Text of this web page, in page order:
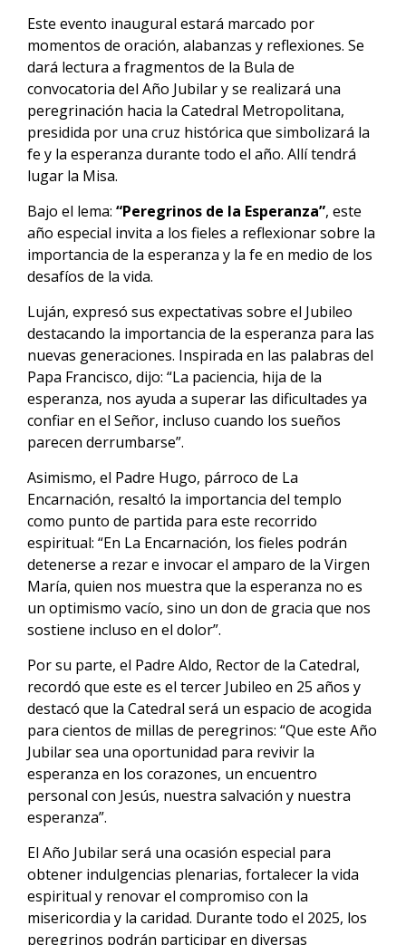
Este evento inaugural estará marcado por
momentos de oración, alabanzas y reflexiones. Se
dará lectura a fragmentos de la Bula de
convocatoria del Año Jubilar y se realizará una
peregrinación hacia la Catedral Metropolitana,
presidida por una cruz histórica que simbolizará la
fe y la esperanza durante todo el año. Allí tendrá
lugar la Misa.
Bajo el lema: “Peregrinos de la Esperanza”, este
año especial invita a los fieles a reflexionar sobre la
importancia de la esperanza y la fe en medio de los
desafíos de la vida.
Luján, expresó sus expectativas sobre el Jubileo
destacando la importancia de la esperanza para las
nuevas generaciones. Inspirada en las palabras del
Papa Francisco, dijo: “La paciencia, hija de la
esperanza, nos ayuda a superar las dificultades ya
confiar en el Señor, incluso cuando los sueños
parecen derrumbarse”.
Asimismo, el Padre Hugo, párroco de La
Encarnación, resaltó la importancia del templo
como punto de partida para este recorrido
espiritual: “En La Encarnación, los fieles podrán
detenerse a rezar e invocar el amparo de la Virgen
María, quien nos muestra que la esperanza no es
un optimismo vacío, sino un don de gracia que nos
sostiene incluso en el dolor”.
Por su parte, el Padre Aldo, Rector de la Catedral,
recordó que este es el tercer Jubileo en 25 años y
destacó que la Catedral será un espacio de acogida
para cientos de millas de peregrinos: “Que este Año
Jubilar sea una oportunidad para revivir la
esperanza en los corazones, un encuentro
personal con Jesús, nuestra salvación y nuestra
esperanza”.
El Año Jubilar será una ocasión especial para
obtener indulgencias plenarias, fortalecer la vida
espiritual y renovar el compromiso con la
misericordia y la caridad. Durante todo el 2025, los
peregrinos podrán participar en diversas